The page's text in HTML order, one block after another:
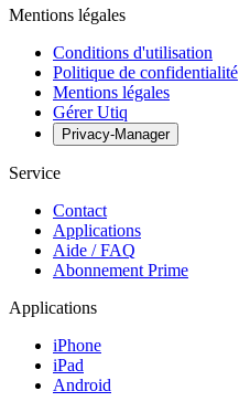
Mentions légales
Conditions d'utilisation
Politique de confidentialité
Mentions légales
Gérer Utiq
Privacy-Manager
Service
Contact
Applications
Aide / FAQ
Abonnement Prime
Applications
iPhone
iPad
Android